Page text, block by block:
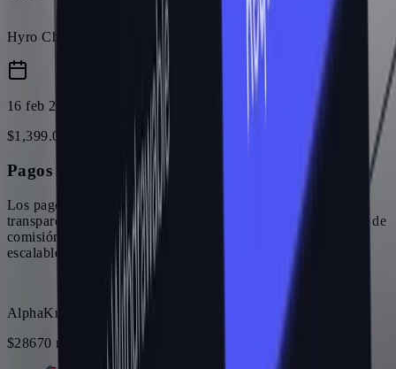
Hyro Challenge
16 feb 2026
$1,399.00
Pagos rápidos a afiliados
Los pagos a afiliados se procesan en pocos días con total
transparencia. A medida que crece tu volumen, hay acuerdos de
comisión personalizados que te dan ingresos confiables y
escalables.
AlphaKrypto
$28670 revenue generated